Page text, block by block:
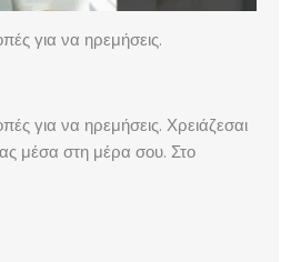
για να ηρεμήσεις.
για να ηρεμήσεις. Χρειάζεσαι
μέσα στη μέρα σου. Στο